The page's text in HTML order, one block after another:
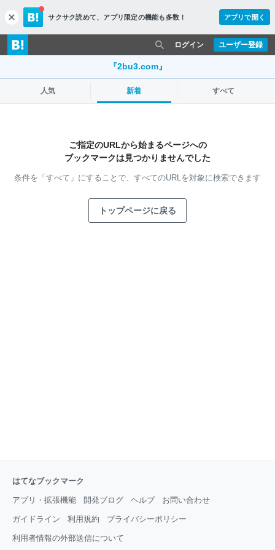
c
l
o
s
サクサク読めて、 アプリ限定の機能も多数！ アプリで開く
ユーザー登録
ログイン
『2bu3.com』
人気 新着 すべて
ご指定のURLから始まるページへの
ブックマークは見つかりませんでした
条件を「すべて」にすることで、 すべてのURLを対象に検索できます
トップページに戻る
はてなブックマーク
アプリ・拡張機能 開発ブログ ヘルプ お問い合わせ
ガイドライン 利用規約 プライバシーポリシー
利用者情報の外部送信について